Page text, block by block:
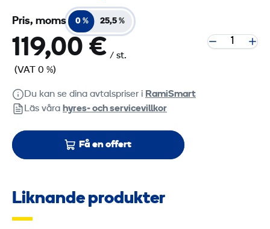
Pris, moms 0 % 25,5 %
119,00 € / st.
(VAT 0 %)
Du kan se dina avtalspriser i RamiSmart
Läs våra hyres‑ och servicevillkor
Få en offert
Liknande produkter